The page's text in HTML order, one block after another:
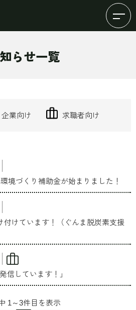
らせ一覧
企業向け 求職者向け
境づくり補助金が始まりました！
付けています！（ぐんま脱炭素支援
信しています！」
1～3件目を表示